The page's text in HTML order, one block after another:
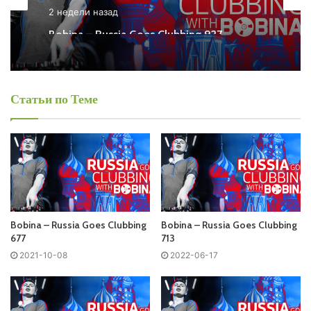
Ближайший эфир:
Среда
Bobina - Russia Goes Clubbing
Запись выпусков
Слушай и добавляй плейлист VK:
Tracklist:
No playlist
01. Marteneez – Round & Round /BOOST/
2 недели назад
Bobina – Russia Goes Clubbing 927
Статьи по Теме
Bobina – Russia Goes Clubbing
677
2021-10-08
Bobina – Russia Goes Clubbing
713
2022-06-17